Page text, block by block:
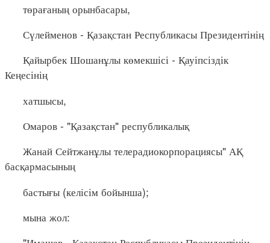
төрағаның орынбасары,
Сүлейменов - Қазақстан Республикасы Президентінің
Қайырбек Шошанұлы көмекшісі - Қауіпсіздік
Кеңесінің
хатшысы,
Омаров - "Қазақстан" республикалық
Жанай Сейтжанұлы телерадиокорпорациясы" АҚ
басқармасының
бастығы (келісім бойынша);
мына жол: